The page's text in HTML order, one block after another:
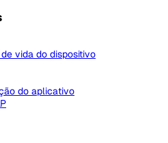
vida do dispositivo
do aplicativo